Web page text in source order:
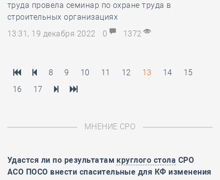
труда провела семинар по охране труда в
строительных организациях
13:31, 19 декабря 2022
0 1372
8 9 10 11 12 13 14
15
16
17
МНЕНИЕ СРО
Удастся ли по результатам круглого стола СРО
АСО ПОСО внести спасительные для КФ изменения